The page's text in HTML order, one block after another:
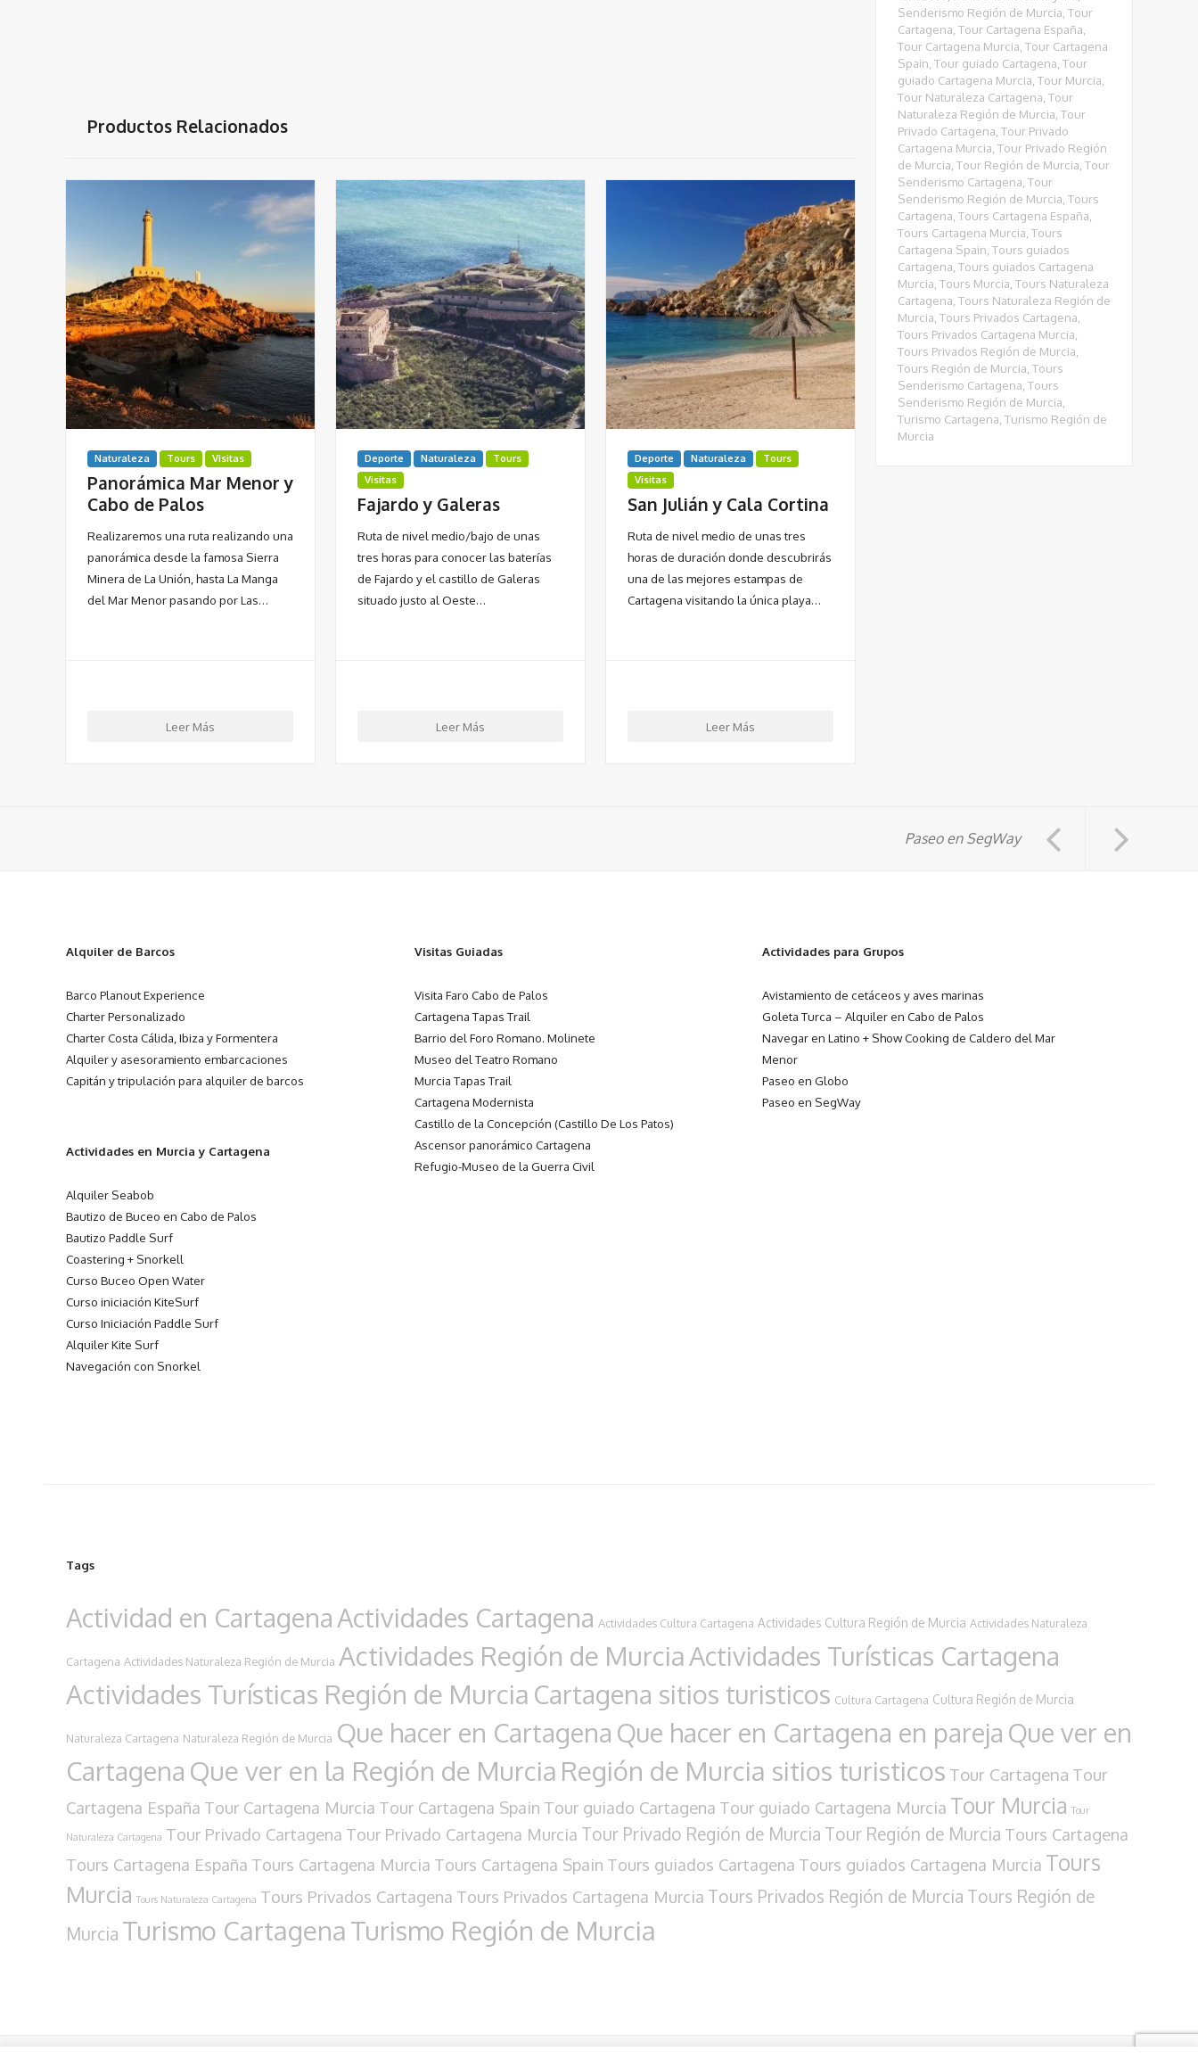
Productos Relacionados
Naturaleza Tours Visitas
Panorámica Mar Menor y
Cabo de Palos
Realizaremos una ruta realizando una
panorámica desde la famosa Sierra
Minera de La Unión, hasta La Manga
del Mar Menor pasando por Las…
Leer Más
Deporte Naturaleza
Tours
Visitas
Fajardo y Galeras
Ruta de nivel medio/bajo de unas
tres horas para conocer las baterías
de Fajardo y el castillo de Galeras
situado justo al Oeste…
Leer Más
Deporte Naturaleza
Tours
Visitas
San Julián y Cala Cortina
Ruta de nivel medio de unas tres
horas de duración donde descubrirás
una de las mejores estampas de
Cartagena visitando la única playa…
Leer Más
Senderismo Región de Murcia ,Tour
Cartagena ,Tour Cartagena España
Tour Cartagena Murcia ,Tour Cartagena
Spain ,Tour guiado Cartagena ,Tour
guiado Cartagena Murcia ,Tour Murcia
Tour Naturaleza Cartagena ,Tour
Naturaleza Región de Murcia ,Tour
Privado Cartagena ,Tour Privado
Cartagena Murcia ,Tour Privado Región
de Murcia ,Tour Región de Murcia ,Tour
Senderismo Cartagena ,Tour
Senderismo Región de Murcia ,Tours
Cartagena ,Tours Cartagena España
Tours Cartagena Murcia ,Tours
Cartagena Spain ,Tours guiados
Cartagena ,Tours guiados Cartagena
Murcia ,Tours Murcia ,Tours Naturaleza
Cartagena ,Tours Naturaleza Región de
Murcia ,Tours Privados Cartagena
Tours Privados Cartagena Murcia
Tours Privados Región de Murcia
Tours Región de Murcia ,Tours
Senderismo Cartagena ,Tours
Senderismo Región de Murcia
Turismo Cartagena ,Turismo Región de
Murcia
Paseo en SegWay
Alquiler de Barcos
Barco Planout Experience
Charter Personalizado
Charter Costa Cálida, Ibiza y Formentera
Alquiler y asesoramiento embarcaciones
Capitán y tripulación para alquiler de barcos
Visitas Guiadas
Visita Faro Cabo de Palos
Cartagena Tapas Trail
Barrio del Foro Romano. Molinete
Museo del Teatro Romano
Murcia Tapas Trail
Cartagena Modernista
Castillo de la Concepción (Castillo De Los Patos)
Ascensor panorámico Cartagena
Refugio-Museo de la Guerra Civil
Actividades para Grupos
Avistamiento de cetáceos y aves marinas
Goleta Turca – Alquiler en Cabo de Palos
Navegar en Latino + Show Cooking de Caldero del Mar
Menor
Paseo en Globo
Paseo en SegWay
Actividades en Murcia y Cartagena
Alquiler Seabob
Bautizo de Buceo en Cabo de Palos
Bautizo Paddle Surf
Coastering + Snorkell
Curso Buceo Open Water
Curso iniciación KiteSurf
Curso Iniciación Paddle Surf
Alquiler Kite Surf
Navegación con Snorkel
Tags
Actividad en CartagenaActividades Cartagena Actividades Cultura Cartagena Actividades Cultura Región de Murcia Actividades Naturaleza
Cartagena Actividades Naturaleza Región de Murcia Actividades Región de MurciaActividades Turísticas Cartagena
Actividades Turísticas Región de Murcia Cartagena sitios turisticos Cultura Cartagena Cultura Región de Murcia
Naturaleza Cartagena Naturaleza Región de Murcia Que hacer en Cartagena Que hacer en Cartagena en pareja Que ver en
Cartagena Que ver en la Región de Murcia Región de Murcia sitios turisticos Tour Cartagena Tour
Cartagena España Tour Cartagena Murcia Tour Cartagena Spain Tour guiado Cartagena Tour guiado Cartagena Murcia Tour Murcia Tour
Naturaleza Cartagena Tour Privado Cartagena Tour Privado Cartagena Murcia Tour Privado Región de Murcia Tour Región de Murcia Tours Cartagena
Tours Cartagena España Tours Cartagena Murcia Tours Cartagena Spain Tours guiados Cartagena Tours guiados Cartagena Murcia Tours
Murcia Tours Naturaleza Cartagena Tours Privados Cartagena Tours Privados Cartagena Murcia Tours Privados Región de Murcia Tours Región de
Murcia Turismo CartagenaTurismo Región de Murcia